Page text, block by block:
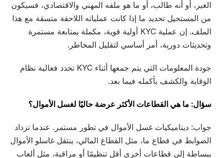
الغير، أو أنه طالب، أو ما هو ملفه المهني والاقتصادي، فسيكون
من المستحيل تحديد ما إذا كانت عملياته اللاحقة متسقة مع هذا
الملف. إن عملية KYC أولية قوية، مكملة بمتابعة مستمرة
وتحديثات دورية، أمر أساسي لتقليل المخاطر.
جودة المعلومات التي يتم جمعها أثناء KYC تحدد فعالية نظام
الوقاية والكشف بأكمله فيما بعد.
سؤال: ما هي القطاعات الأكثر عرضة حاليًا لغسل الأموال؟
جواب: ديناميكيات غسل الأموال في تطور مستمر. عندما تزداد
الضوابط في قطاع ما، مثل القطاع المالي، ينتقل غاسلو الأموال
ببساطة إلى قطاعات أخرى أقل تنظيمًا أو مراقبة، مثل ألعاب